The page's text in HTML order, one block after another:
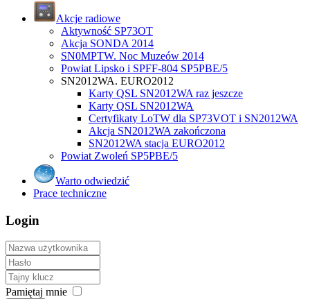
Akcje radiowe
Aktywność SP73OT
Akcja SONDA 2014
SN0MPTW. Noc Muzeów 2014
Powiat Lipsko i SPFF-804 SP5PBE/5
SN2012WA. EURO2012
Karty QSL SN2012WA raz jeszcze
Karty QSL SN2012WA
Certyfikaty LoTW dla SP73VOT i SN2012WA
Akcja SN2012WA zakończona
SN2012WA stacja EURO2012
Powiat Zwoleń SP5PBE/5
Warto odwiedzić
Prace techniczne
Login
Pamiętaj mnie